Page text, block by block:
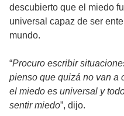
descubierto que el miedo
universal capaz de ser
mundo.
“Procuro escribir
pienso que quizá no van a
el miedo es universal y
sentir miedo”, dijo.